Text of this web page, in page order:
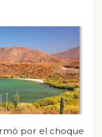
por el choque